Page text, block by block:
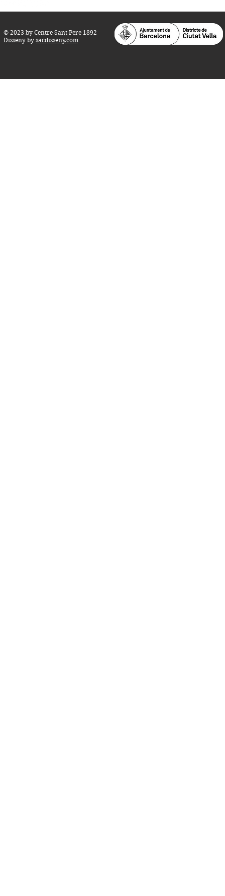
© 2023 by Centre Sant Pere 1892
Disseny by sacdisseny.com